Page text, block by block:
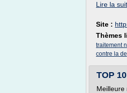
Lire la
Site :
Thèmes
traitement
contre la
TOP
Meilleure